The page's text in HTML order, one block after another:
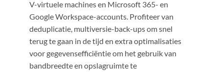
V-virtuele machines en Microsoft 365- en
Google Workspace-accounts. Profiteer van
deduplicatie, multiversie-back-ups om snel
terug te gaan in de tijd en extra optimalisaties
voor gegevensefficiëntie om het gebruik van
bandbreedte en opslagruimte te